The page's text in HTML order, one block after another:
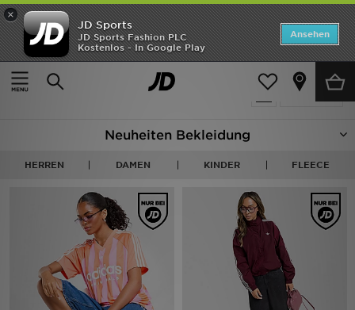
×
JD Sports
JD Sports Fashion PLC
Kostenlos - In Google Play
Ansehen
Home
Bekleidung
Verfeinern
6310 Produkte
Neuheiten Bekleidung
HERREN DAMEN KINDER FLEECE
ANGEBOTE
Neuheiten
Kinder
Fußball